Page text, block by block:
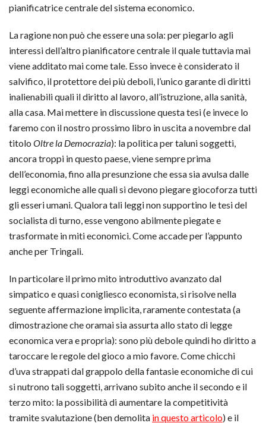
pianificatrice centrale del sistema economico.
La ragione non può che essere una sola: per piegarlo agli
interessi dell’altro pianificatore centrale il quale tuttavia mai
viene additato mai come tale. Esso invece è considerato il
salvifico, il protettore dei più deboli, l’unico garante di diritti
inalienabili quali il diritto al lavoro, all’istruzione, alla sanità,
alla casa. Mai mettere in discussione questa tesi (e invece lo
faremo con il nostro prossimo libro in uscita a novembre dal
titolo Oltre la Democrazia): la politica per taluni soggetti,
ancora troppi in questo paese, viene sempre prima
dell’economia, fino alla presunzione che essa sia avulsa dalle
leggi economiche alle quali si devono piegare giocoforza tutti
gli esseri umani. Qualora tali leggi non supportino le tesi del
socialista di turno, esse vengono abilmente piegate e
trasformate in miti economici. Come accade per l’appunto
anche per Tringali.
In particolare il primo mito introduttivo avanzato dal
simpatico e quasi conigliesco economista, si risolve nella
seguente affermazione implicita, raramente contestata (a
dimostrazione che oramai sia assurta allo stato di legge
economica vera e propria): sono più debole quindi ho diritto a
taroccare le regole del gioco a mio favore. Come chicchi
d’uva strappati dal grappolo della fantasie economiche di cui
si nutrono tali soggetti, arrivano subito anche il secondo e il
terzo mito: la possibilità di aumentare la competitività
tramite svalutazione (ben demolita in questo articolo) e il